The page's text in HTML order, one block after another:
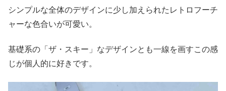
シンプルな全体のデザインに少し加えられたレトロフーチ
ャーな色合いが可愛い。
基礎系の「ザ・スキー」なデザインとも一線を画すこの感
じが個人的に好きです。